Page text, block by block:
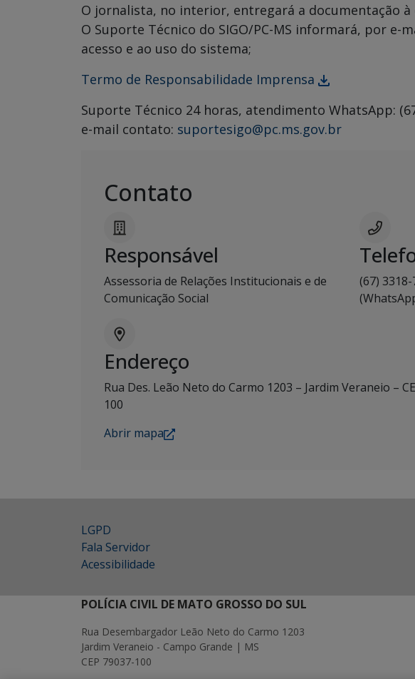
O jornalista, no interior, entregará a documentação à
O Suporte Técnico do SIGO/PC-MS informará, por
acesso e ao uso do sistema;
Termo de Responsabilidade Imprensa
Suporte Técnico 24 horas, atendimento WhatsApp:
e-mail contato: suportesigo@pc.ms.gov.br
Contato
Responsável
Assessoria de Relações Institucionais e de
Comunicação Social
(67)
Endereço
Rua Des. Leão Neto do Carmo 1203 – Jardim Veraneio –
100
Abrir mapa
LGPD
Fala Servidor
Acessibilidade
POLÍCIA CIVIL DE MATO GROSSO DO SUL
Rua Desembargador Leão Neto do Carmo 1203
Jardim Veraneio - Campo Grande | MS
CEP 79037-100